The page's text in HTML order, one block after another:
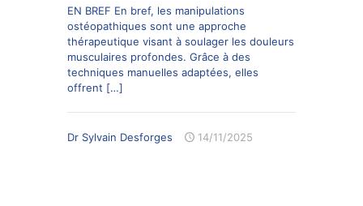
EN BREF En bref, les manipulations
ostéopathiques sont une approche
thérapeutique visant à soulager les douleurs
musculaires profondes. Grâce à des
techniques manuelles adaptées, elles
offrent […]
Dr Sylvain Desforges 14/11/2025